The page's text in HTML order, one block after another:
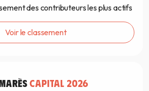
des contributeurs les plus actifs
Voir le classement
CAPITAL 2026